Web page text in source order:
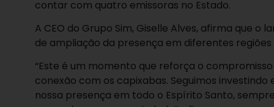
contar com quatro emissoras no Estado.
A CEO do Grupo Sim, Giselle Alves, afirma que
de ampliação da presença em diferentes regiões
“Este é um momento que reforça o
conexão com os capixabas. Seguimos
nossa presença em todo o Espírito Santo,